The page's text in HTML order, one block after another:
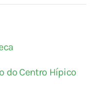
do Centro Hípico